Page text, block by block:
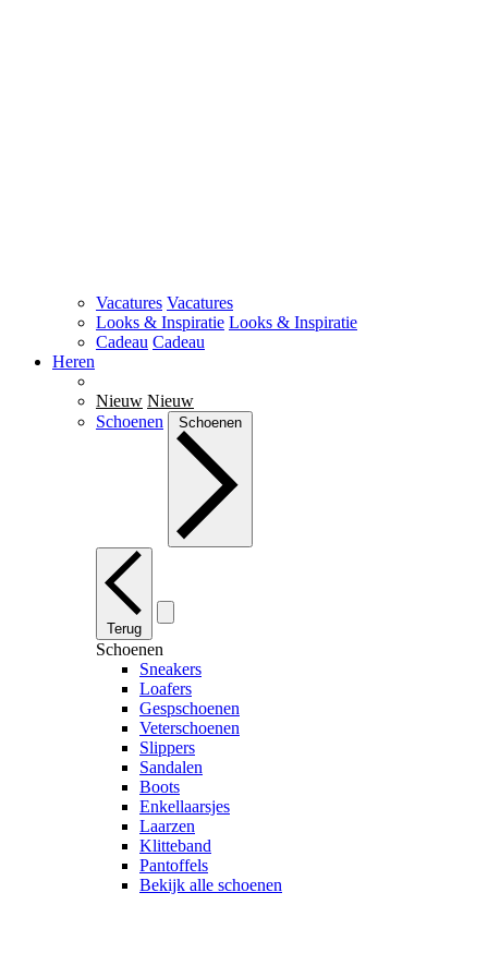
Vacatures Vacatures
Looks & Inspiratie Looks & Inspiratie
Cadeau Cadeau
Heren
Nieuw Nieuw
Schoenen
Schoenen
Terug
Schoenen
Sneakers
Loafers
Gespschoenen
Veterschoenen
Slippers
Sandalen
Boots
Enkellaarsjes
Laarzen
Klitteband
Pantoffels
Bekijk alle schoenen